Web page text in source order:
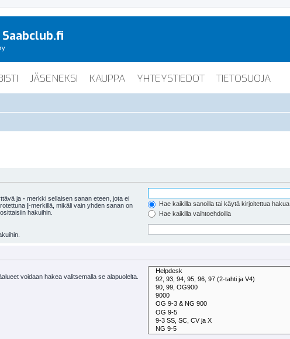
JÄSENEKSI KAUPPA YHTEYSTIEDOT TIETOSUOJA
ja - merkki sellaisen sanan eteen, jota ei
|-merkillä, mikäli vain yhden sanan on
hakuihin.
Hae kaikilla sanoilla tai käytä kirjoitettua hakua
Hae kaikilla vaihtoehdoilla
voidaan hakea valitsemalla se alapuolelta.